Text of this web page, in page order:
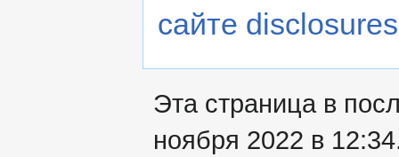
сайте
Эта страница в
ноября 2022 в